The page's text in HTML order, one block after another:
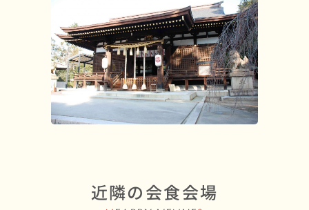
近隣の会食会場